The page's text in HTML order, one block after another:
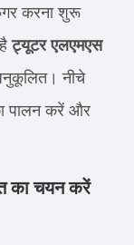
करना शुरू
ट्यूटर एलएमएस
नीचे
पालन करें और
का चयन करें